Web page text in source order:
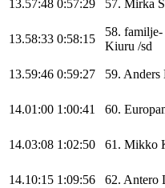
13.57:48 0:57:29 57. Mirka
13.58:33 0:58:15
58. familje-
Kiuru /sd
13.59:46 0:59:27 59. Anders
14.01:00 1:00:41 60.
14.03:08 1:02:50 61. Mikko
14.10:15 1:09:56 62. Antero